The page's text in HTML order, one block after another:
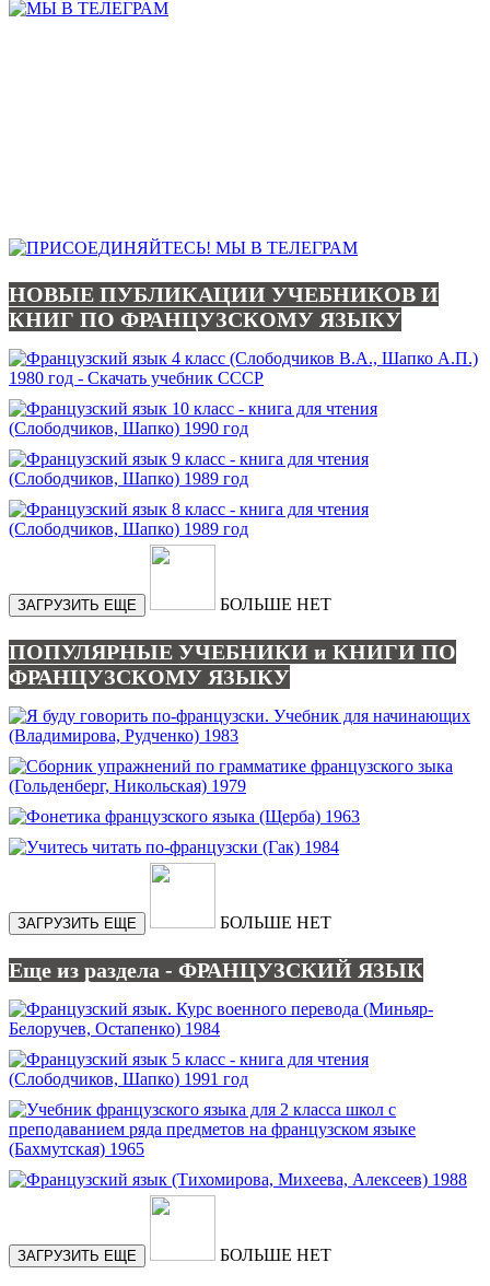
НОВЫЕ ПУБЛИКАЦИИ УЧЕБНИКОВ И
КНИГ ПО ФРАНЦУЗСКОМУ ЯЗЫКУ
ЗАГРУЗИТЬ ЕЩЕ БОЛЬШЕ НЕТ
ПОПУЛЯРНЫЕ УЧЕБНИКИ и КНИГИ ПО
ФРАНЦУЗСКОМУ ЯЗЫКУ
ЗАГРУЗИТЬ ЕЩЕ БОЛЬШЕ НЕТ
Еще из раздела - ФРАНЦУЗСКИЙ ЯЗЫК
ЗАГРУЗИТЬ ЕЩЕ БОЛЬШЕ НЕТ